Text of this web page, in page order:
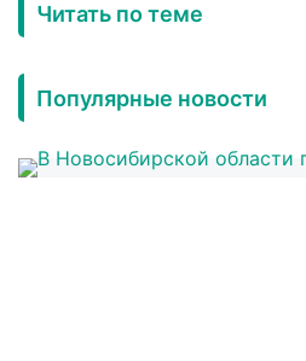
Читать по теме
Популярные новости